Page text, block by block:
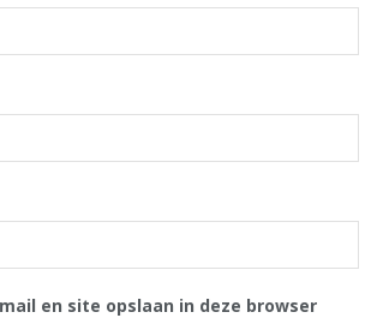
en site opslaan in deze browser